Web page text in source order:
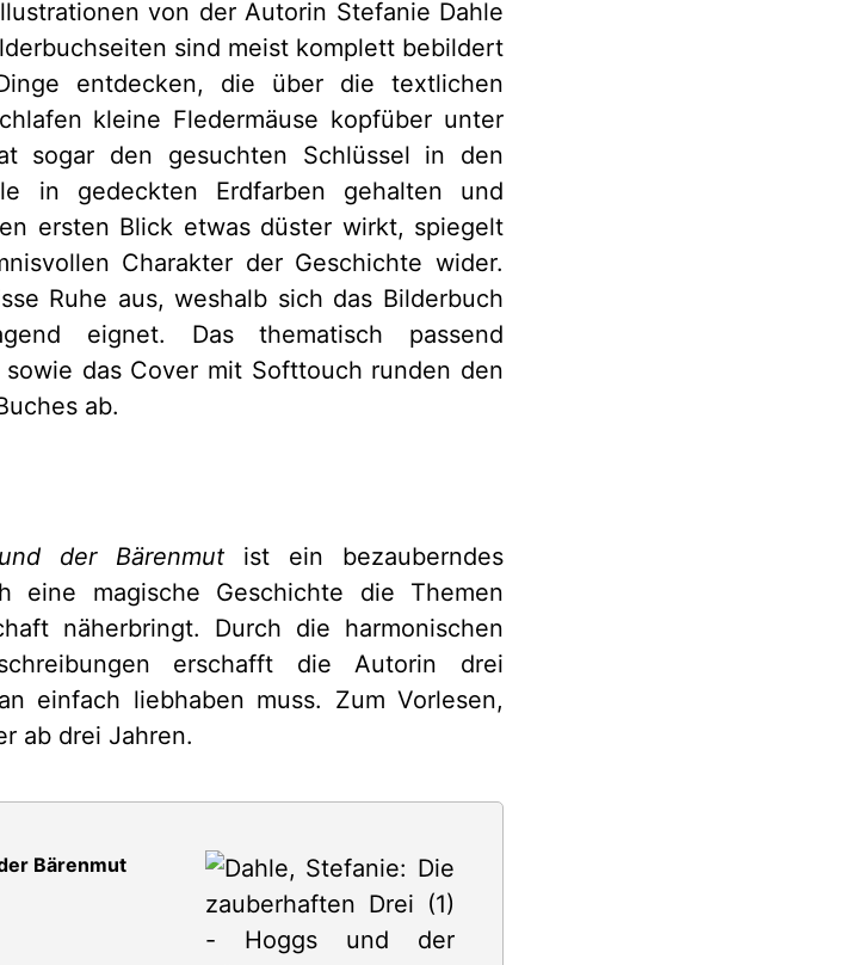
von der Autorin Stefanie Dahle
sind meist komplett bebildert
entdecken, die über die textlichen
kleine Fledermäuse kopfüber unter
sogar den gesuchten Schlüssel in den
in gedeckten Erdfarben gehalten und
ersten Blick etwas düster wirkt, spiegelt
Charakter der Geschichte wider.
Ruhe aus, weshalb sich das Bilderbuch
eignet. Das thematisch passend
das Cover mit Softtouch runden den
ab.
der Bärenmut ist ein bezauberndes
eine magische Geschichte die Themen
näherbringt. Durch die harmonischen
erschafft die Autorin drei
einfach liebhaben muss. Zum Vorlesen,
ab drei Jahren.
Bärenmut